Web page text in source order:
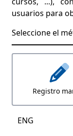
usuarios para
Seleccione el
Registro
ENG